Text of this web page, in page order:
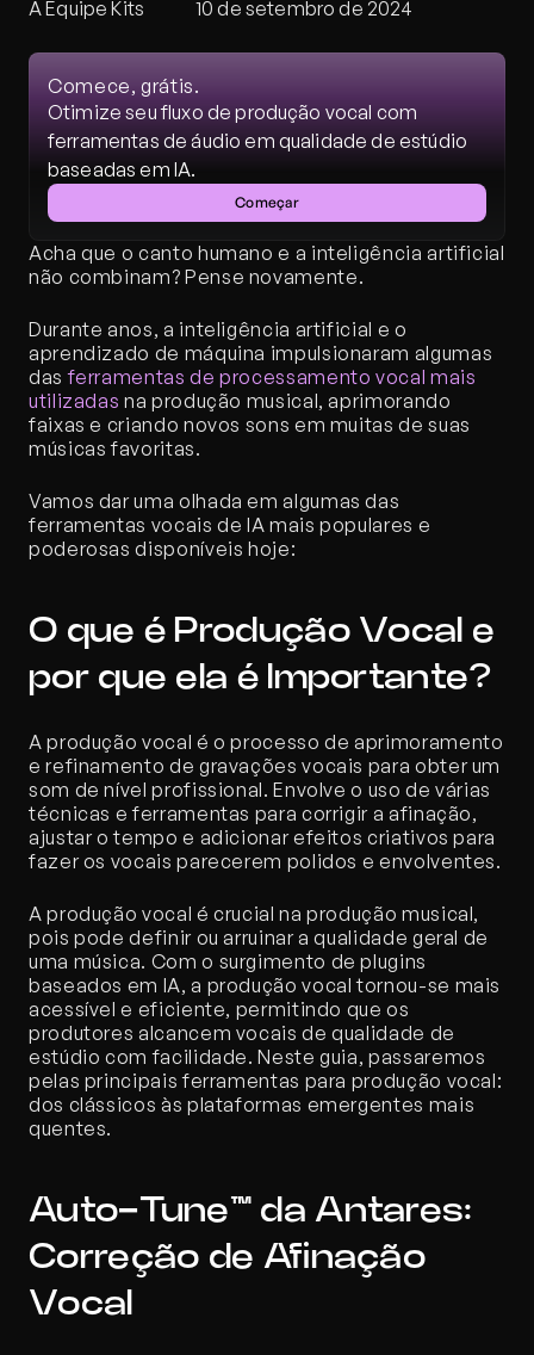
A Equipe Kits 10 de setembro de 2024
Acha que o canto humano e a inteligência artificial
não combinam? Pense novamente.
Durante anos, a inteligência artificial e o
aprendizado de máquina impulsionaram algumas
das ferramentas de processamento vocal mais
utilizadas na produção musical, aprimorando
faixas e criando novos sons em muitas de suas
músicas favoritas.
Vamos dar uma olhada em algumas das
ferramentas vocais de IA mais populares e
poderosas disponíveis hoje:
O que é Produção Vocal e
por que ela é Importante?
A produção vocal é o processo de aprimoramento
e refinamento de gravações vocais para obter um
som de nível profissional. Envolve o uso de várias
técnicas e ferramentas para corrigir a afinação,
ajustar o tempo e adicionar efeitos criativos para
fazer os vocais parecerem polidos e envolventes.
A produção vocal é crucial na produção musical,
pois pode definir ou arruinar a qualidade geral de
uma música. Com o surgimento de plugins
baseados em IA, a produção vocal tornou-se mais
acessível e eficiente, permitindo que os
produtores alcancem vocais de qualidade de
estúdio com facilidade. Neste guia, passaremos
pelas principais ferramentas para produção vocal:
dos clássicos às plataformas emergentes mais
quentes.
Auto-Tune™ da Antares:
Correção de Afinação
Vocal
Comece, grátis.
Otimize seu fluxo de produção vocal com
ferramentas de áudio em qualidade de estúdio
baseadas em IA.
Começar